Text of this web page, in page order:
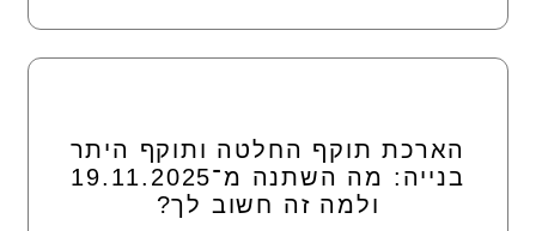
הארכת תוקף החלטה ותוקף היתר
בנייה: מה השתנה מ־19.11.2025
ולמה זה חשוב לך?